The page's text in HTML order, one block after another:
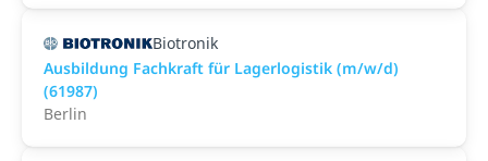
Biotronik
Ausbildung Fachkraft für Lagerlogistik (m/w/d)
(61987)
Berlin